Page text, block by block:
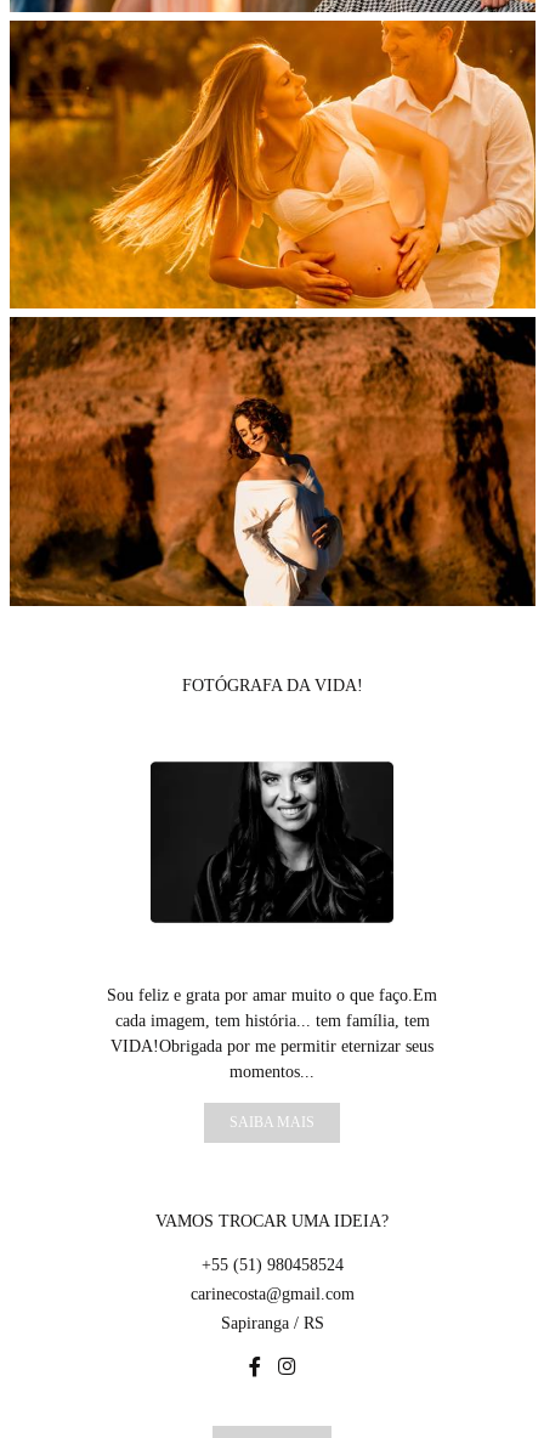
FOTÓGRAFA DA VIDA!
Sou feliz e grata por amar muito o que faço.Em
cada imagem, tem história... tem família, tem
VIDA!Obrigada por me permitir eternizar seus
momentos...
SAIBA MAIS
VAMOS TROCAR UMA IDEIA?
+55 (51) 980458524
carinecosta@gmail.com
Sapiranga / RS